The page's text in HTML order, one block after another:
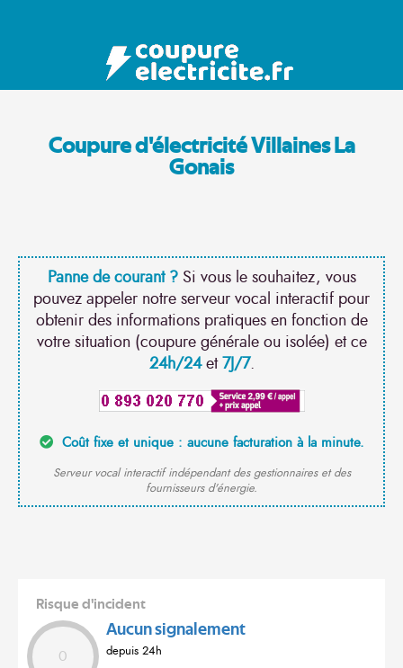
Coupure d'électricité Villaines La
Gonais
Panne de courant ?Si vous le souhaitez, vous
pouvez appeler notre serveur vocal interactif pour
obtenir des informations pratiques en fonction de
votre situation (coupure générale ou isolée) et ce
24h/24et7J/7.
Coût fixe et unique : aucune facturation à la minute.
Serveur vocal interactif indépendant des gestionnaires et des
fournisseurs d'énergie.
Risque d'incident
0
Aucun signalement
depuis 24h